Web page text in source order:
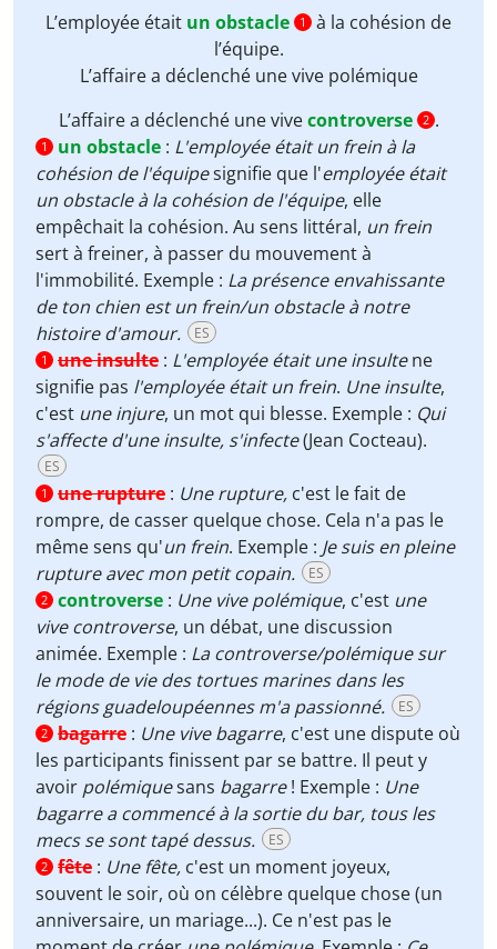
L’employée était un obstacle 1
à la cohésion de
l’équipe.
L’affaire a déclenché une vivepolémique
L’affaire a déclenché une vivecontroverse 2 .
1 un obstacle : L'employée était un frein à la
cohésion de l'équipesignifie que l'employée était
un obstacle à la cohésion de l'équipe, elle
empêchait la cohésion. Au sens littéral, un frein
sert à freiner, à passer du mouvement à
l'immobilité. Exemple : La présence envahissante
de ton chien est un frein/un obstacle à notre
histoire d'amour.
ES
1 une insulte : L'employée était une insultene
signifie pas l'employée était un frein. Une insulte,
c'est une injure, un mot qui blesse. Exemple : Qui
s'affecte d'une insulte, s'infecte(Jean Cocteau).
ES
1 une rupture : Une rupture, c'est le fait de
rompre, de casser quelque chose. Cela n'a pas le
même sens qu'un frein. Exemple : Je suis en pleine
rupture avec mon petit copain.
ES
2 controverse : Une vive polémique, c'est une
vive controverse, un débat, une discussion
animée. Exemple : La controverse/polémique sur
le mode de vie des tortues marines dans les
régions guadeloupéennes m'a passionné.
ES
2 bagarre : Une vive bagarre, c'est une dispute où
les participants finissent par se battre. Il peut y
avoir polémiquesans bagarre! Exemple : Une
bagarre a commencé à la sortie du bar, tous les
mecs se sont tapé dessus.
ES
2 fête : Une fête, c'est un moment joyeux,
souvent le soir, où on célèbre quelque chose (un
anniversaire, un mariage...). Ce n'est pas le